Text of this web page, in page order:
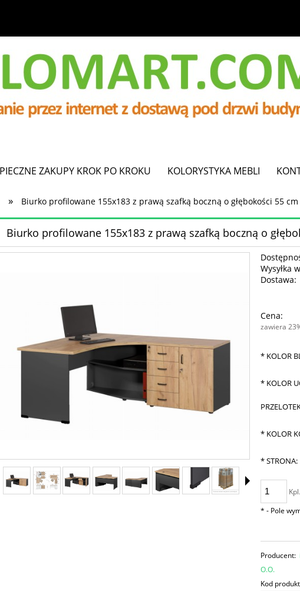
ZAKUPY KROK PO KROKU KOLORYSTYKA MEBLI
» Biurko profilowane 155x183 z prawą szafką boczną o głębokości 55 cm
Biurko profilowane 155x183 z prawą szafką boczną o
Wysyłka
Dostawa:
Cena:
zawiera
* KOLOR
* KOLOR
* KOLOR
*STRONA:
Kpl.
* - Pole
Producent:
O.O.
Kod